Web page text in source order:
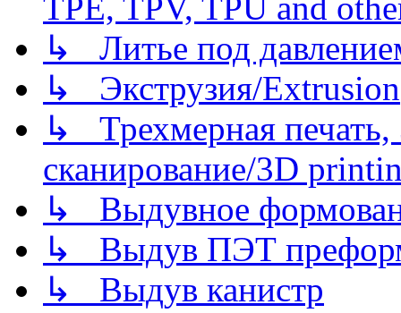
↳ Литье под
↳ Экструзия/Extrusion
↳ Трехмерная
сканирование/3D
↳ Выдувное
↳ Выдув ПЭТ
↳ Выдув канистр